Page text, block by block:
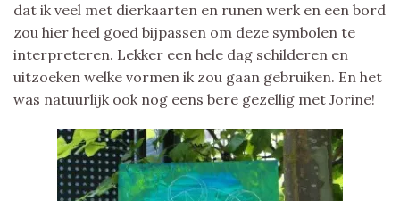
dat ik veel met dierkaarten en runen werk en een bord
zou hier heel goed bijpassen om deze symbolen te
interpreteren. Lekker een hele dag schilderen en
uitzoeken welke vormen ik zou gaan gebruiken. En het
was natuurlijk ook nog eens bere gezellig met Jorine!